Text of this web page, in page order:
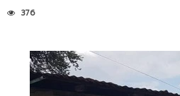
376